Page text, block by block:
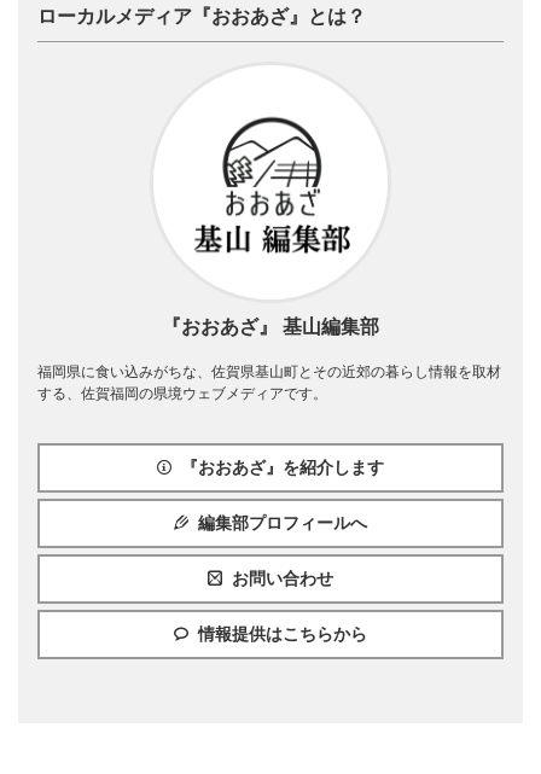
ローカルメディア『おおあざ』とは？
『おおあざ』 基山編集部
福岡県に食い込みがちな、佐賀県基山町とその近郊の暮らし情報を取材
する、佐賀福岡の県境ウェブメディアです。
『おおあざ』を紹介します
編集部プロフィールへ
お問い合わせ
情報提供はこちらから